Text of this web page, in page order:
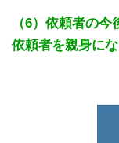
（6）依頼者の
依頼者を親身に